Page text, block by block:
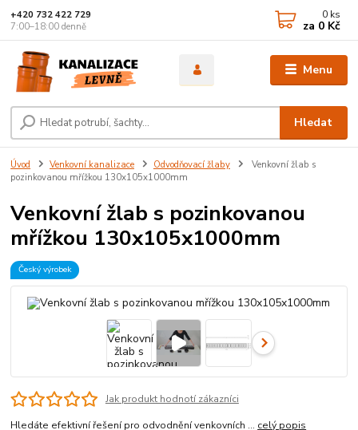
Menu
Hledat
+420 732 422 729
7:00–18:00 denně
0 ks
za 0 Kč
Úvod Venkovní kanalizace Odvodňovací žlaby
Venkovní žlab s
pozinkovanou mřížkou 130x105x1000mm
Venkovní žlab s pozinkovanou
mřížkou 130x105x1000mm
Český výrobek
Jak produkt hodnotí zákazníci
Hledáte efektivní řešení pro odvodnění venkovních ... celý popis